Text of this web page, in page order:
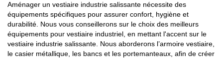
Aménager un vestiaire industrie salissante nécessite des
équipements spécifiques pour assurer confort, hygiène et
durabilité. Nous vous conseillerons sur le choix des meilleurs
équipements pour vestiaire industriel, en mettant l'accent sur le
vestiaire industrie salissante. Nous aborderons l’armoire vestiaire,
le casier métallique, les bancs et les portemanteaux, afin de créer